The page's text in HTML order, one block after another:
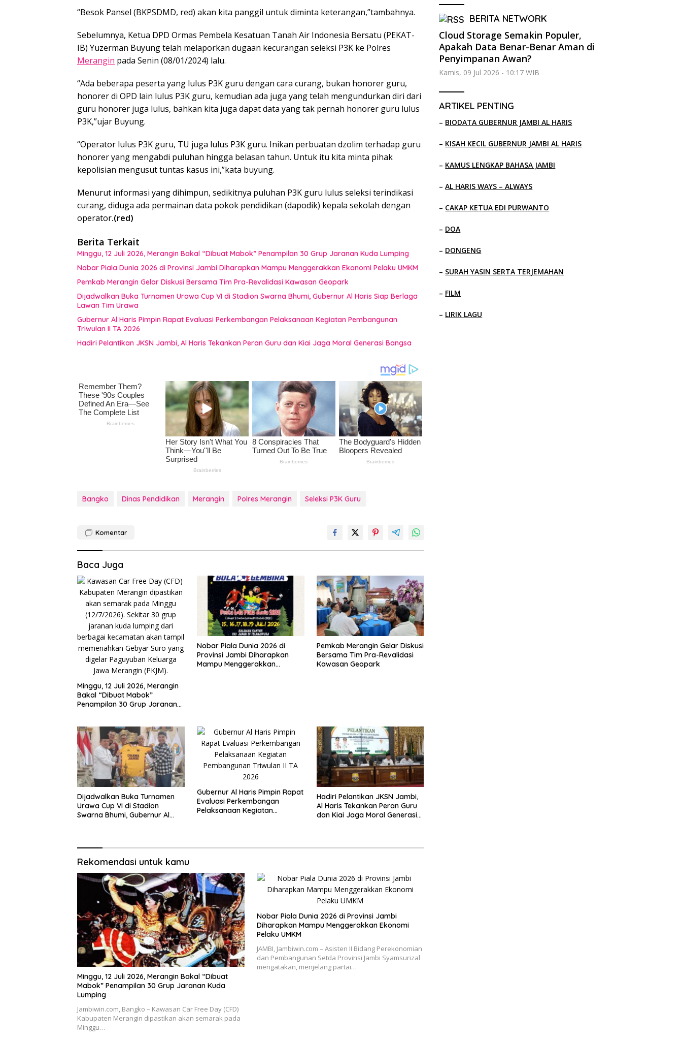
“Besok Pansel (BKPSDMD, red) akan kita panggil untuk diminta keterangan,”tambahnya.
Sebelumnya, Ketua DPD Ormas Pembela Kesatuan Tanah Air Indonesia Bersatu (PEKAT-
IB) Yuzerman Buyung telah melaporkan dugaan kecurangan seleksi P3K ke Polres
Merangin pada Senin (08/01/2024) lalu.
“Ada beberapa peserta yang lulus P3K guru dengan cara curang, bukan honorer guru,
honorer di OPD lain lulus P3K guru, kemudian ada juga yang telah mengundurkan diri dari
guru honorer juga lulus, bahkan kita juga dapat data yang tak pernah honorer guru lulus
P3K,”ujar Buyung.
“Operator lulus P3K guru, TU juga lulus P3K guru. Inikan perbuatan dzolim terhadap guru
honorer yang mengabdi puluhan hingga belasan tahun. Untuk itu kita minta pihak
kepolisian mengusut tuntas kasus ini,”kata buyung.
Menurut informasi yang dihimpun, sedikitnya puluhan P3K guru lulus seleksi terindikasi
curang, diduga ada permainan data pokok pendidikan (dapodik) kepala sekolah dengan
operator.(red)
Berita Terkait
Minggu, 12 Juli 2026, Merangin Bakal “Dibuat Mabok” Penampilan 30 Grup Jaranan Kuda Lumping
Nobar Piala Dunia 2026 di Provinsi Jambi Diharapkan Mampu Menggerakkan Ekonomi Pelaku UMKM
Pemkab Merangin Gelar Diskusi Bersama Tim Pra-Revalidasi Kawasan Geopark
Dijadwalkan Buka Turnamen Urawa Cup VI di Stadion Swarna Bhumi, Gubernur Al Haris Siap Berlaga
Lawan Tim Urawa
Gubernur Al Haris Pimpin Rapat Evaluasi Perkembangan Pelaksanaan Kegiatan Pembangunan
Triwulan II TA 2026
Hadiri Pelantikan JKSN Jambi, Al Haris Tekankan Peran Guru dan Kiai Jaga Moral Generasi Bangsa
Bangko Dinas Pendidikan Merangin Polres Merangin Seleksi P3K Guru
Komentar
Baca Juga
Minggu, 12 Juli 2026, Merangin
Bakal “Dibuat Mabok”
Penampilan 30 Grup Jaranan
Nobar Piala Dunia 2026 di
Provinsi Jambi Diharapkan
Mampu Menggerakkan
Pemkab Merangin Gelar Diskusi
Bersama Tim Pra-Revalidasi
Kawasan Geopark
Dijadwalkan Buka Turnamen
Urawa Cup VI di Stadion
Swarna Bhumi, Gubernur Al
Gubernur Al Haris Pimpin Rapat
Evaluasi Perkembangan
Pelaksanaan Kegiatan
Hadiri Pelantikan JKSN Jambi,
Al Haris Tekankan Peran Guru
dan Kiai Jaga Moral Generasi
Rekomendasi untuk kamu
Minggu, 12 Juli 2026, Merangin Bakal “Dibuat
Mabok” Penampilan 30 Grup Jaranan Kuda
Lumping
Jambiwin.com, Bangko – Kawasan Car Free Day (CFD)
Kabupaten Merangin dipastikan akan semarak pada
Minggu…
Nobar Piala Dunia 2026 di Provinsi Jambi
Diharapkan Mampu Menggerakkan Ekonomi
Pelaku UMKM
JAMBI, Jambiwin.com – Asisten II Bidang Perekonomian
dan Pembangunan Setda Provinsi Jambi Syamsurizal
mengatakan, menjelang partai…
BERITA NETWORK
Cloud Storage Semakin Populer,
Apakah Data Benar-Benar Aman di
Penyimpanan Awan?
Kamis, 09 Jul 2026 - 10:17 WIB
ARTIKEL PENTING
– BIODATA GUBERNUR JAMBI AL HARIS
– KISAH KECIL GUBERNUR JAMBI AL HARIS
– KAMUS LENGKAP BAHASA JAMBI
–AL HARIS WAYS – ALWAYS
– CAKAP KETUA EDI PURWANTO
– DOA
– DONGENG
– SURAH YASIN SERTA TERJEMAHAN
– FILM
– LIRIK LAGU